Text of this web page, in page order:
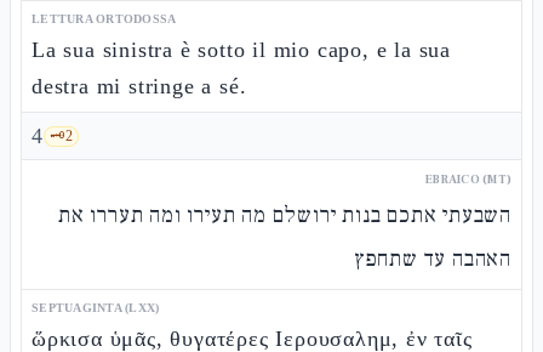
LETTURA ORTODOSSA
La sua sinistra è sotto il mio capo, e la sua
destra mi stringe a sé.
4 🗝️2
EBRAICO (MT)
השבעתי אתכם בנות ירושלם מה תעירו ומה תעררו את
האהבה עד שתחפץ
SEPTUAGINTA (LXX)
ὥρκισα ὑμᾶς, θυγατέρες Ιερουσαλημ, ἐν ταῖς